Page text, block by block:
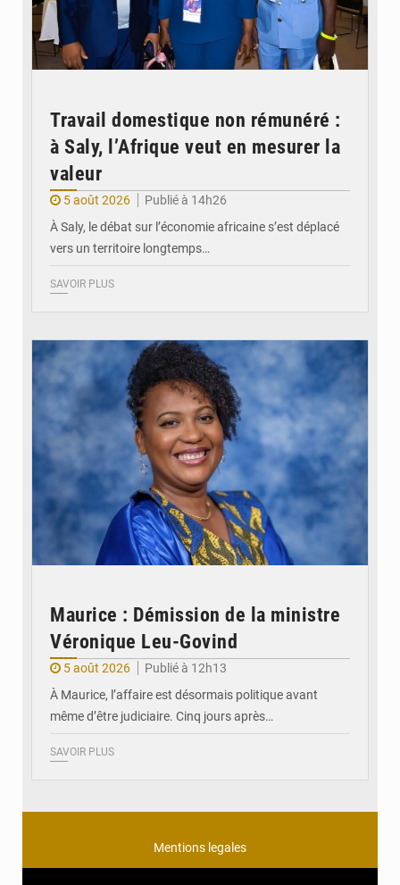
Travail domestique non rémunéré :
à Saly, l’Afrique veut en mesurer la
valeur
5 août 2026
Publié à 14h26
À Saly, le débat sur l’économie africaine s’est déplacé
vers un territoire longtemps…
SAVOIR PLUS
Maurice : Démission de la ministre
Véronique Leu-Govind
5 août 2026
Publié à 12h13
À Maurice, l’affaire est désormais politique avant
même d’être judiciaire. Cinq jours après…
SAVOIR PLUS
Mentions legales